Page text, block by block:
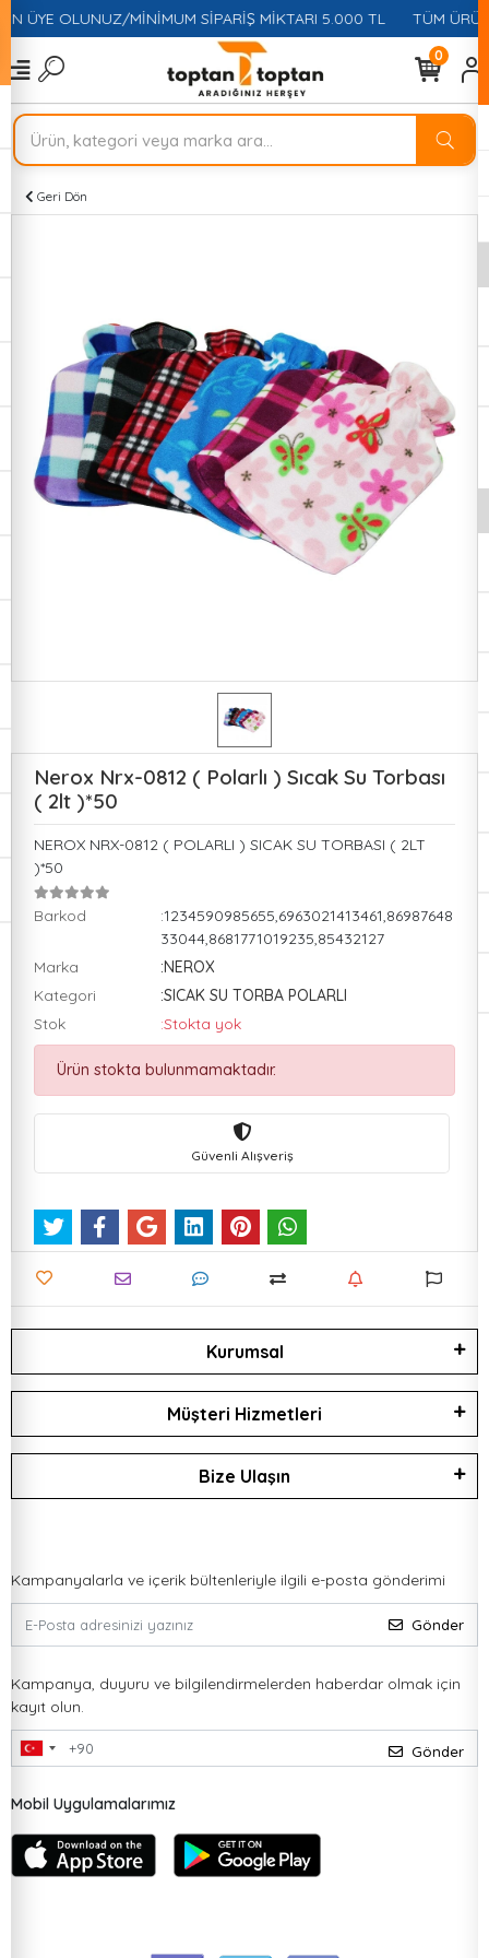
ÜYE OLUNUZ/MİNİMUM SİPARİŞ MİKTARI 5.000 TL TÜM
0
Geri Dön
Nerox Nrx-0812 ( Polarlı ) Sıcak Su Torbası
( 2lt )*50
NEROX NRX-0812 ( POLARLI ) SICAK SU TORBASI ( 2LT
)*50
Barkod
:1234590985655,6963021413461,86987648
33044,8681771019235,85432127
Marka
:NEROX
Kategori
:SICAK SU TORBA POLARLI
Stok
:Stokta yok
Ürün stokta bulunmamaktadır.
Güvenli Alışveriş
Kurumsal
Müşteri Hizmetleri
Bize Ulaşın
Kampanyalarla ve içerik bültenleriyle ilgili e-posta gönderimi
Gönder
Kampanya, duyuru ve bilgilendirmelerden haberdar olmak için
kayıt olun.
Gönder
Mobil Uygulamalarımız